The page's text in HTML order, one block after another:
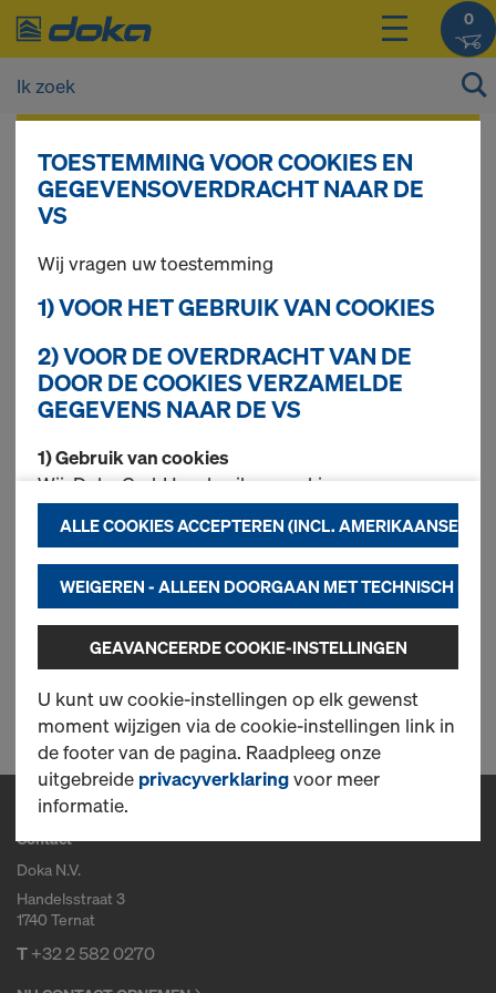
0
inloggenbekijken.
Doka-Trenn
1 producten gevonden
Meest gezocht
Doka verstuiver
Art.nr.580914000
1 producten gevonden
Contact
Doka N.V.
Handelsstraat 3
1740 Ternat
T+32 2 582 0270
TOESTEMMING VOOR COOKIES EN
GEGEVENSOVERDRACHT NAAR DE
VS
Wij vragen uw toestemming
1) VOOR HET GEBRUIK VAN COOKIES
2) VOOR DE OVERDRACHT VAN DE
DOOR DE COOKIES VERZAMELDE
GEGEVENS NAAR DE VS
1) Gebruik van cookies
Wij, Doka GmbH, gebruiken cookies en
toepassingen van derden. Dit helpt ons om een
optimale werking van onze website te garanderen,
met name
om de functionaliteit van onze website
voortdurend te verbeteren (noodzakelijke
cookies),
om vlot winkelen in de Doka online shop
mogelijk te maken (functionele en statistische
cookies) of
om voor u als gebruiker geschikte reclame te
plaatsen op bepaalde platformen (marketing).
Meer informatie over onze cookies vindt u in onze
privacyverklaring
mogelijkheid om uw cookies te selecteren
(geavanceerde cookie-instellingen)
2) Gegevensoverdracht naar de VS
ALLE COOKIES ACCEPTEREN (INCL. AMERIKAANSE
WEIGEREN - ALLEEN DOORGAAN MET TECHNISCH
GEAVANCEERDE COOKIE-INSTELLINGEN
U kunt uw cookie-instellingen op elk gewenst
moment wijzigen via de cookie-instellingen link in
de footer van de pagina. Raadpleeg onze
uitgebreide privacyverklaringvoor meer
informatie.